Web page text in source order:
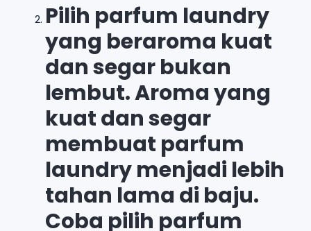
Pilih parfum laundry
yang beraroma kuat
dan segar bukan
lembut. Aroma yang
kuat dan segar
membuat parfum
laundry menjadi lebih
tahan lama di baju.
Coba pilih parfum